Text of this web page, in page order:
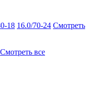
18 16.0/70-24 Смотреть
Смотреть все